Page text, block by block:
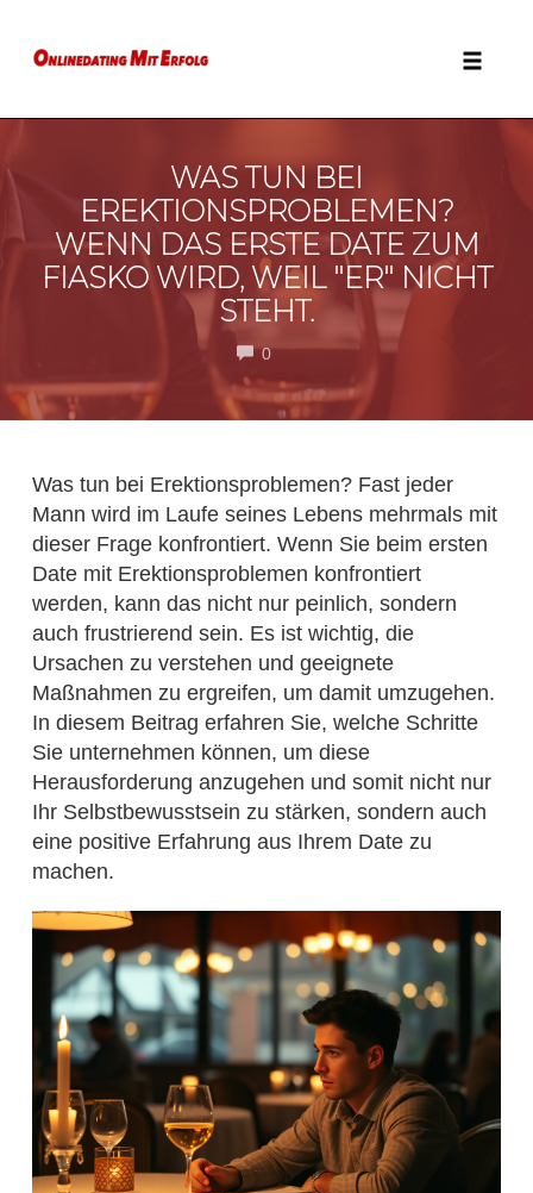
Inhalt
springen
WAS TUN BEI
EREKTIONSPROBLEMEN?
WENN DAS ERSTE DATE ZUM
FIASKO WIRD, WEIL "ER" NICHT
STEHT.
0COMMENTS
Was tun bei Erektionsproblemen? Fast jeder
Mann wird im Laufe seines Lebens mehrmals mit
dieser Frage konfrontiert. Wenn Sie beim ersten
Date mit Erektionsproblemen konfrontiert
werden, kann das nicht nur peinlich, sondern
auch frustrierend sein. Es ist wichtig, die
Ursachen zu verstehen und geeignete
Maßnahmen zu ergreifen, um damit umzugehen.
In diesem Beitrag erfahren Sie, welche Schritte
Sie unternehmen können, um diese
Herausforderung anzugehen und somit nicht nur
Ihr Selbstbewusstsein zu stärken, sondern auch
eine positive Erfahrung aus Ihrem Date zu
machen.